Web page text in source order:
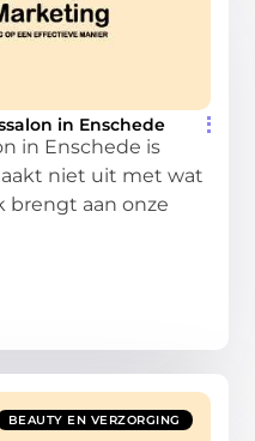
in Enschede
in Enschede is
niet uit met wat
brengt aan onze
BEAUTY EN VERZORGING